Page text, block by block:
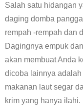
Salah satu hidangan
daging domba
rempah -rempah dan
Dagingnya empuk
akan membuat Anda
dicoba lainnya
makanan laut segar
krim yang hanya ilahi.